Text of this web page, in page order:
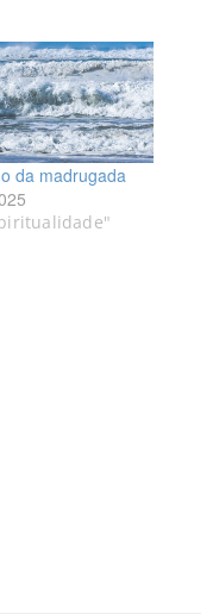
da madrugada